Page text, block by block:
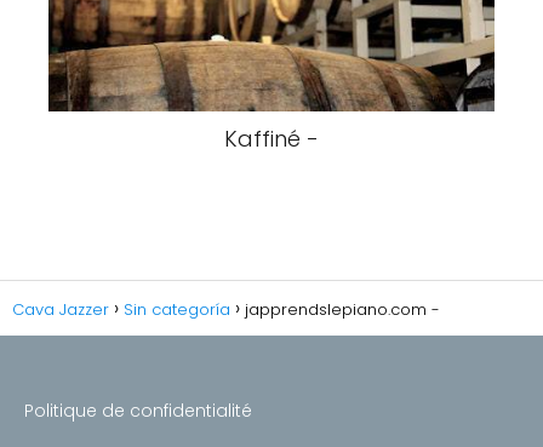
Kaffiné -
Cava Jazzer Sin categoría japprendslepiano.com -
Politique de confidentialité